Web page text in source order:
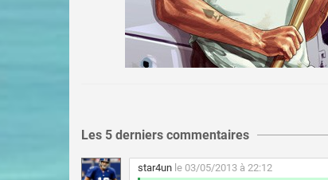
Les 5 derniers commentaires
star4un le 03/05/2013 à 22:12